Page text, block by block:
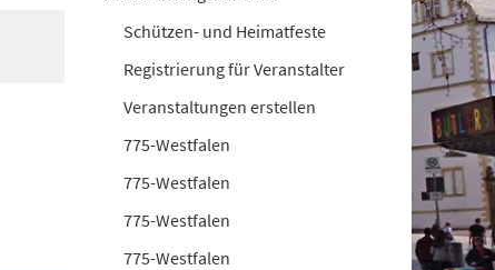
Schützen- und Heimatfeste
Registrierung für Veranstalter
Veranstaltungen erstellen
775-Westfalen
775-Westfalen
775-Westfalen
775-Westfalen